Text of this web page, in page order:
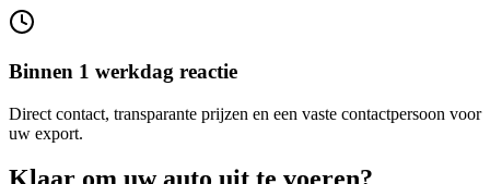
Binnen 1 werkdag reactie
Direct contact, transparante prijzen en een vaste contactpersoon voor
uw export.